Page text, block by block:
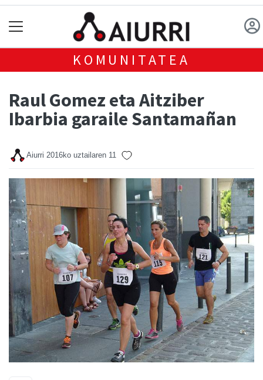
KOMUNITATEA
Raul Gomez eta Aitziber
Ibarbia garaile Santamañan
Aiurri 2016ko uztailaren 11